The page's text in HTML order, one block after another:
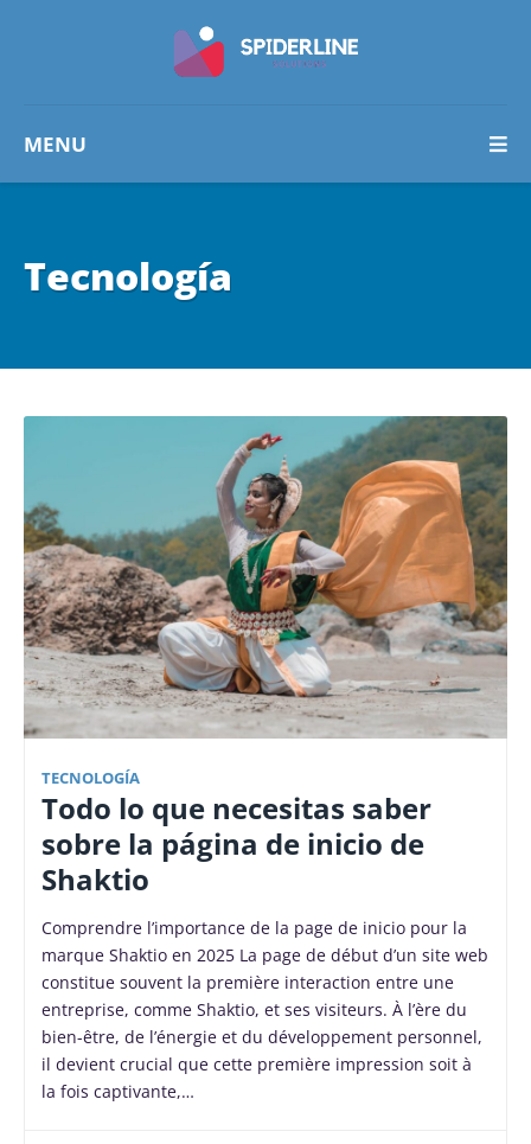
MENU
Tecnología
TECNOLOGÍA
Todo lo que necesitas saber
sobre la página de inicio de
Shaktio
Comprendre l’importance de la page de inicio pour la
marque Shaktio en 2025 La page de début d’un site web
constitue souvent la première interaction entre une
entreprise, comme Shaktio, et ses visiteurs. À l’ère du
bien-être, de l’énergie et du développement personnel,
il devient crucial que cette première impression soit à
la fois captivante,…